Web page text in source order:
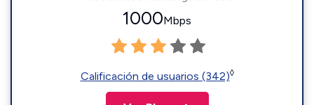
1000Mbps
Calificación de usuarios (342)◊